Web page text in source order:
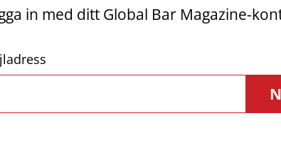
in med ditt Global Bar Magazine-